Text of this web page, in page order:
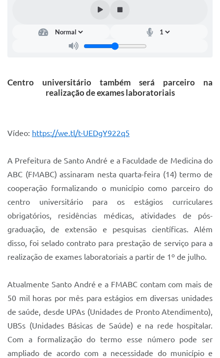
Legislação
Lei de acesso à informação
Mobilidade Urbana Sustentável
Portal da Educação
Quadra Fiscal
SIC
Autarquias
Centro universitário também será parceiro na
realização de exames laboratoriais
Vídeo: https://we.tl/t-UEDgY922q5
A Prefeitura de Santo André e a Faculdade de Medicina do
ABC (FMABC) assinaram nesta quarta-feira (14) termo de
cooperação formalizando o município como parceiro do
centro universitário para os estágios curriculares
obrigatórios, residências médicas, atividades de pós-
graduação, de extensão e pesquisas científicas. Além
disso, foi selado contrato para prestação de serviço para a
realização de exames laboratoriais a partir de 1º de julho.
Atualmente Santo André e a FMABC contam com mais de
50 mil horas por mês para estágios em diversas unidades
de saúde, desde UPAs (Unidades de Pronto Atendimento),
UBSs (Unidades Básicas de Saúde) e na rede hospitalar.
Com a formalização do termo esse número pode ser
ampliado de acordo com a necessidade do município e